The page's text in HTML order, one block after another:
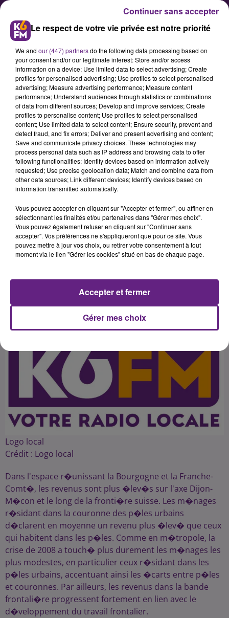
Bourgogne Franche-Comté : des
diffèrences de revenus
marquées
L'INSEE poursuit son nouveau cycle
d'études sur la nouvelle région
Bourgogne Franche-Comté.
entre niveau de revenus sur ce
nouveau territoire, et constatent
que les écarts se creusent entre
habitants des pôles et ceux des
Publié : 19 février 2015 à 14h19 par 45
Logo local
Crédit : Logo local
Dans l'espace r�unissant la Bourgogne et la Franche-
Comt�, les revenus sont plus �lev�s sur l'axe Dijon-
M�con et le long de la fronti�re suisse. Les m�nages
r�sidant dans la couronne des p�les urbains
d�clarent en moyenne un revenu plus �lev� que ceux
qui habitent dans les p�les. Comme en m�tropole, la
crise de 2008 a touch� plus durement les m�nages les
plus modestes, en particulier ceux r�sidant dans les
p�les urbains, accentuant ainsi les �carts entre p�les
et couronnes. Par ailleurs, les revenus dans la bande
frontali�re progressent fortement en lien avec le
d�veloppement du travail frontalier.
Le respect de votre vie privée est notre priorité
We and our (447) partnersdo the following data processing based on
your consent and/or our legitimate interest: Store and/or access
information on a device; Use limited data to select advertising; Create
profiles for personalised advertising; Use profiles to select personalised
advertising; Measure advertising performance; Measure content
performance; Understand audiences through statistics or combinations
of data from different sources; Develop and improve services; Create
profiles to personalise content; Use profiles to select personalised
content; Use limited data to select content; Ensure security, prevent and
detect fraud, and fix errors; Deliver and present advertising and content;
Save and communicate privacy choices. These technologies may
process personal data such as IP address and browsing data to offer
following functionalities: Identify devices based on information actively
requested; Use precise geolocation data; Match and combine data from
other data sources; Link different devices; Identify devices based on
information transmitted automatically.
Vous pouvez accepter en cliquant sur "Accepter et fermer", ou affiner en
sélectionnant les finalités et/ou partenaires dans "Gérer mes choix".
Vous pouvez également refuser en cliquant sur "Continuer sans
accepter". Vos préférences ne s'appliqueront que pour ce site. Vous
pouvez mettre à jour vos choix, ou retirer votre consentement à tout
moment via le lien "Gérer les cookies" situé en bas de chaque page.
Gérer mes choix
Accepter et fermer
Continuer sans accepter